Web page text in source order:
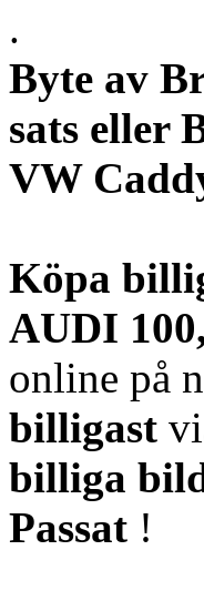
.
Byte av
sats eller
VW
Köpa
AUDI
online på
billigast
billiga
Passat !